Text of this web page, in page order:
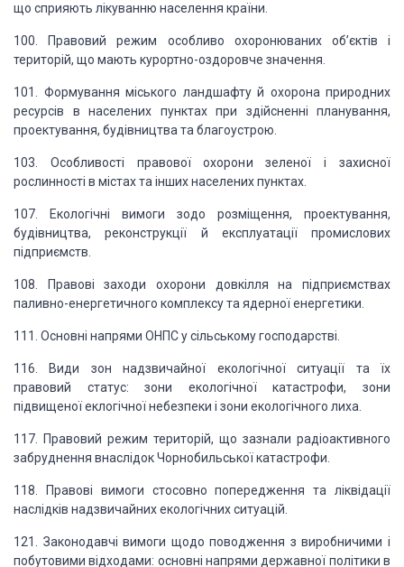
що сприяють лікуванню населення країни.
100. Правовий режим особливо охоронюваних об’єктів і
територій, що мають курортно-оздоровче значення.
101. Формування міського ландшафту й охорона природних
ресурсів в населених пунктах при здійсненні планування,
проектування, будівництва та благоустрою.
103. Особливості правової охорони зеленої і захисної
рослинності в містах та інших населених пунктах.
107. Екологічні вимоги зодо розміщення, проектування,
будівництва, реконструкції й експлуатації промислових
підприємств.
108. Правові заходи охорони довкілля на підприємствах
паливно-енергетичного комплексу та ядерної енергетики.
111. Основні напрями ОНПС у сільському господарстві.
116. Види зон надзвичайної екологічної ситуації та їх
правовий статус: зони екологічної катастрофи, зони
підвищеної еклогічної небезпеки і зони екологічного лиха.
117. Правовий режим територій, що зазнали радіоактивного
забруднення внаслідок Чорнобильської катастрофи.
118. Правові вимоги стосовно попередження та ліквідації
наслідків надзвичайнихекологічних ситуацій.
121. Законодавчі вимоги щодо поводження з виробничими і
побутовими відходами: основні напрями державної політики в